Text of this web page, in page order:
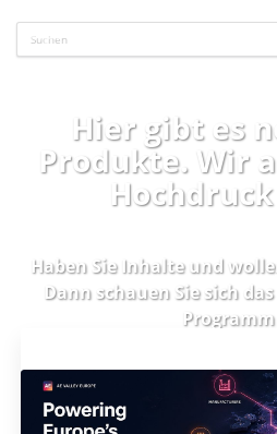
Hier gibt es
Produkte. Wir
Haben Sie Inhalte und
Dann schauen Sie sich das
Programm